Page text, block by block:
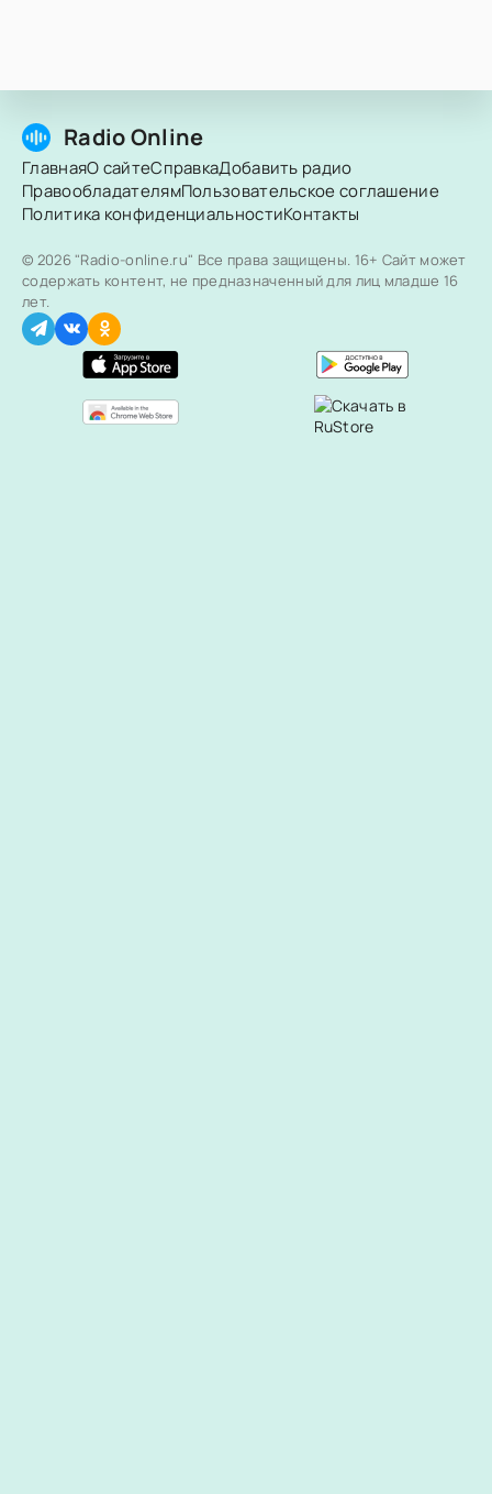
Radio Online
ГлавнаяО сайтеСправкаДобавить радио
ПравообладателямПользовательское соглашение
Политика конфиденциальностиКонтакты
© 2026 "Radio-online.ru" Все права защищены. 16+ Сайт может
содержать контент, не предназначенный для лиц младше 16
лет.